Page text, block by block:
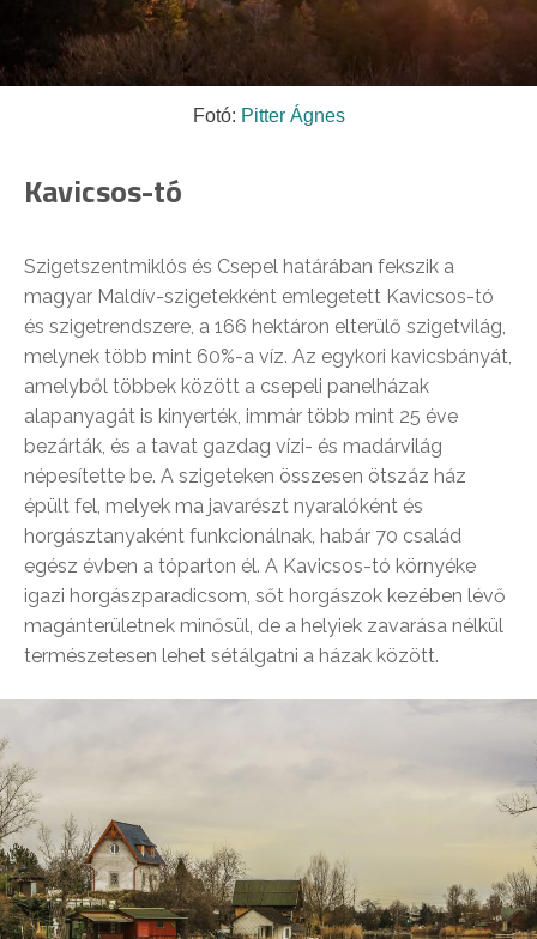
Fotó: Pitter Ágnes
Kavicsos-tó
Szigetszentmiklós és Csepel határában fekszik a
magyar Maldív-szigetekként emlegetett Kavicsos-tó
és szigetrendszere, a 166 hektáron elterülő szigetvilág,
melynek több mint 60%-a víz. Az egykori kavicsbányát,
amelyből többek között a csepeli panelházak
alapanyagát is kinyerték, immár több mint 25 éve
bezárták, és a tavat gazdag vízi- és madárvilág
népesítette be. A szigeteken összesen ötszáz ház
épült fel, melyek ma javarészt nyaralóként és
horgásztanyaként funkcionálnak, habár 70 család
egész évben a tóparton él. A Kavicsos-tó környéke
igazi horgászparadicsom, sőt horgászok kezében lévő
magánterületnek minősül, de a helyiek zavarása nélkül
természetesen lehet sétálgatni a házak között.